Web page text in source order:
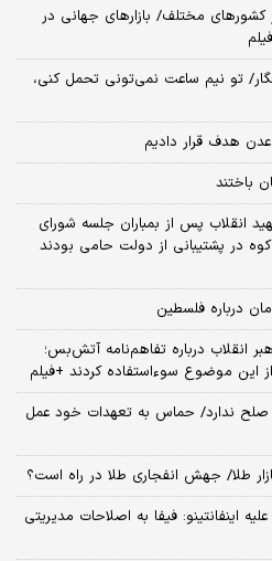
مختلف/ بازارهای جهانی در
تو نیم ساعت نمی‌تونی تحمل کنی،
هدف قرار دادیم
انقلاب پس از بمباران جلسه شورای
در پشتیبانی از دولت حامی بودند
درباره فلسطین
انقلاب درباره تفاهم‌نامه آتش‌بس؛
از این موضوع سوءاستفاده کردند +فیلم
صلح ندارد/ حماس به تعهدات خود عمل
طلا/ جهش انفجاری طلا در راه است؟
اینفانتینو: فیفا به اصلاحات مدیریتی